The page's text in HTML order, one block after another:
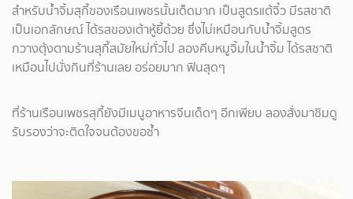
สำหรับน้ำจิ้มสุกี้ของเรือนเพชรนั้นเด็ดมาก เป็นสูตรแต้จิ๋ว มีรสชาติ
เป็นเอกลักษณ์ ได้รสของเต้าหู้ยี้ด้วย ซึ่งไม่เหมือนกับน้ำจิ้มสูตร
กวางตุ้งตามร้านสุกี้สมัยใหม่ทั่วไป ลองคีบหมูจิ้มในน้ำจิ้ม ได้รสชาติ
เหมือนไปนั่งกินที่ร้านเลย อร่อยมาก ฟินสุดๆ
ที่ร้านเรือนเพชรสุกี้ยังมีเมนูอาหารจีนเด็ดๆ อีกเพียบ ลองสั่งมาชิมดู
รับรองว่าจะติดใจจนต้องขอซ้ำ